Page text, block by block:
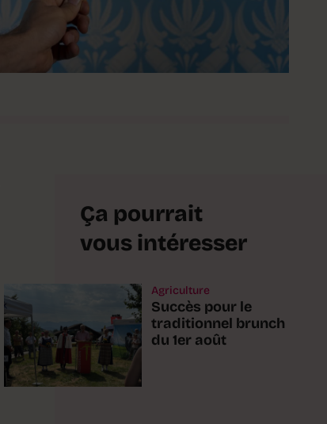
Ça pourrait
vous intéresser
Agriculture
Succès pour le
traditionnel brunch
du 1er août